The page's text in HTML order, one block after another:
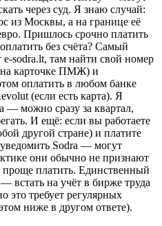
через суд. Я знаю случай:
из Москвы, а на границе её
Пришлось срочно платить
без счёта? Самый
e-sodra.lt, там найти свой номер
на карточке ПМЖ) и
оплатить в любом банке
(если есть карта). Я
— можно сразу за квартал,
И ещё: если вы работаете
другой стране) и платите
Sodra — могут
они обычно не признают
проще платить. Единственный
встать на учёт в бирже труда
это требует регулярных
ниже в другом ответе).